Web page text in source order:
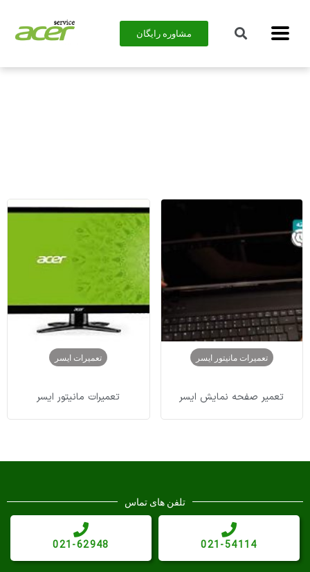
مشاوره رایگان
تعمیرات مانیتور ایسر
تعمیر صفحه نمایش ایسر
تعمیرات ایسر
تعمیرات مانیتور ایسر
تلفن های تماس
021-54114
021-62948